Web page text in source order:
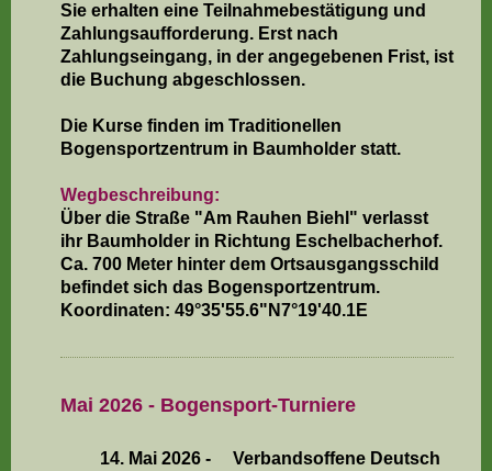
Sie erhalten eine Teilnahmebestätigung und
Zahlungsaufforderung. Erst nach
Zahlungseingang, in der angegebenen Frist, ist
die Buchung abgeschlossen.
Die Kurse finden im Traditionellen
Bogensportzentrum in Baumholder statt.
Wegbeschreibung:
Über die Straße "Am Rauhen Biehl" verlasst
ihr Baumholder in Richtung Eschelbacherhof.
Ca. 700 Meter hinter dem Ortsausgangsschild
befindet sich das Bogensportzentrum.
Koordinaten: 49°35'55.6"N7°19'40.1E
Mai 2026 - Bogensport-Turniere
14. Mai 2026 - Verbandsoffene Deutsch